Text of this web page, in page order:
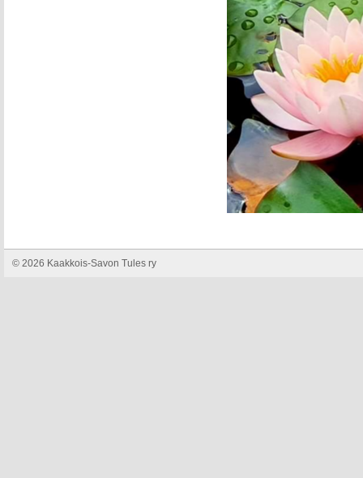
© 2026 Kaakkois-Savon Tules ry